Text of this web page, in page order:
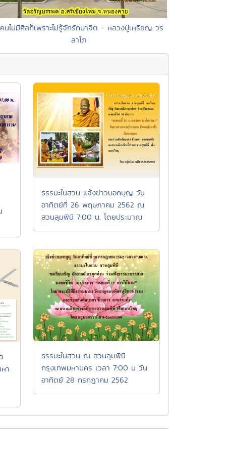
นไม่มีศีลก็เพราะไม่รู้จักรักษาจิต - หลวงปู่เหรียญ วร
ลาโภ
ธรรมะในสวน แจ้งข่าวบอกบุญ วัน
อาทิตย์ที่ 26 พฤษภาคม 2562 ณ
สวนลุมพินี 7:00 น. โดยประมาณ
า
ธรรมะในสวน ณ สวนลุมพินี
กรุงเทพมหานคร เวลา 7:00 น วัน
อาทิตย์ 28 กรกฎาคม 2562